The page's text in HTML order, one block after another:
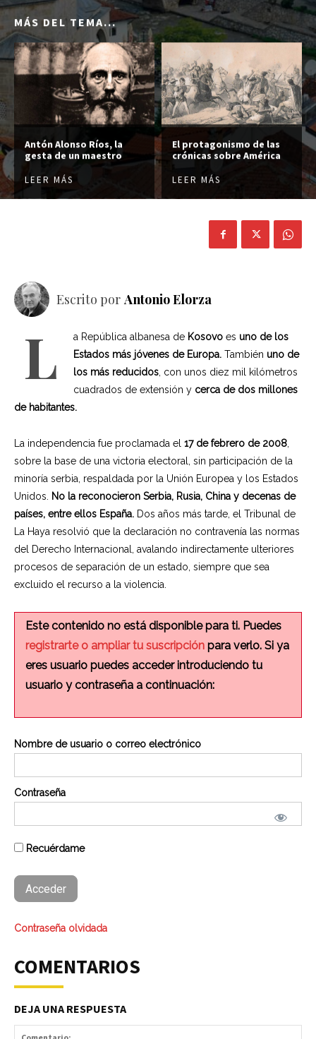
MÁS DEL TEMA...
Antón Alonso Ríos, la
gesta de un maestro
LEER MÁS
El protagonismo de las
crónicas sobre América
LEER MÁS
Escrito por Antonio Elorza
L a República albanesa de Kosovo es uno de los
Estados más jóvenes de Europa. También uno de
los más reducidos , con unos diez mil kilómetros
cuadrados de extensión y cerca de dos millones
de habitantes.
La independencia fue proclamada el 17 de febrero de 2008
sobre la base de una victoria electoral, sin participación de la
minoría serbia, respaldada por la Unión Europea y los Estados
Unidos.
No la reconocieron Serbia, Rusia, China y decenas de
países, entre ellos España. Dos años más tarde, el Tribunal de
La Haya resolvió que la declaración no contravenía las normas
del Derecho Internacional, avalando indirectamente ulteriores
procesos de separación de un estado, siempre que sea
excluido el recurso a la violencia.
Este contenido no está disponible para ti. Puedes
registrarte o ampliar tu suscripción para verlo. Si ya
eres usuario puedes acceder introduciendo tu
usuario y contraseña a continuación:
Nombre de usuario o correo electrónico
Contraseña
Recuérdame
Contraseña olvidada
COMENTARIOS
DEJA UNA RESPUESTA